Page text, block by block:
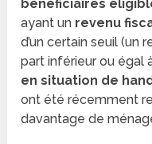
bénéficiaires
ayant un revenu
d’un certain seuil (un
part inférieur ou égal
en situation de
ont été récemment
davantage de